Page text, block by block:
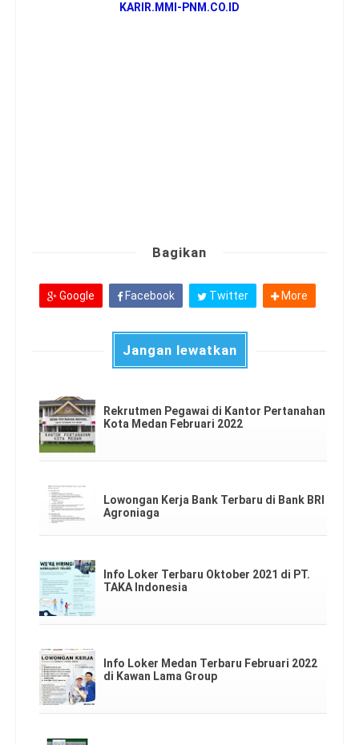
KARIR.MMI-PNM.CO.ID
Bagikan
Google Facebook Twitter More
Jangan lewatkan
Rekrutmen Pegawai di Kantor Pertanahan
Kota Medan Februari 2022
Lowongan Kerja Bank Terbaru di Bank BRI
Agroniaga
Info Loker Terbaru Oktober 2021 di PT.
TAKA Indonesia
Info Loker Medan Terbaru Februari 2022
di Kawan Lama Group